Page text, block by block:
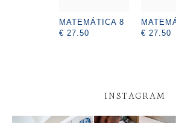
MATEMÁTICA 8
€ 27.50
€ 27.50
INSTAGRAM